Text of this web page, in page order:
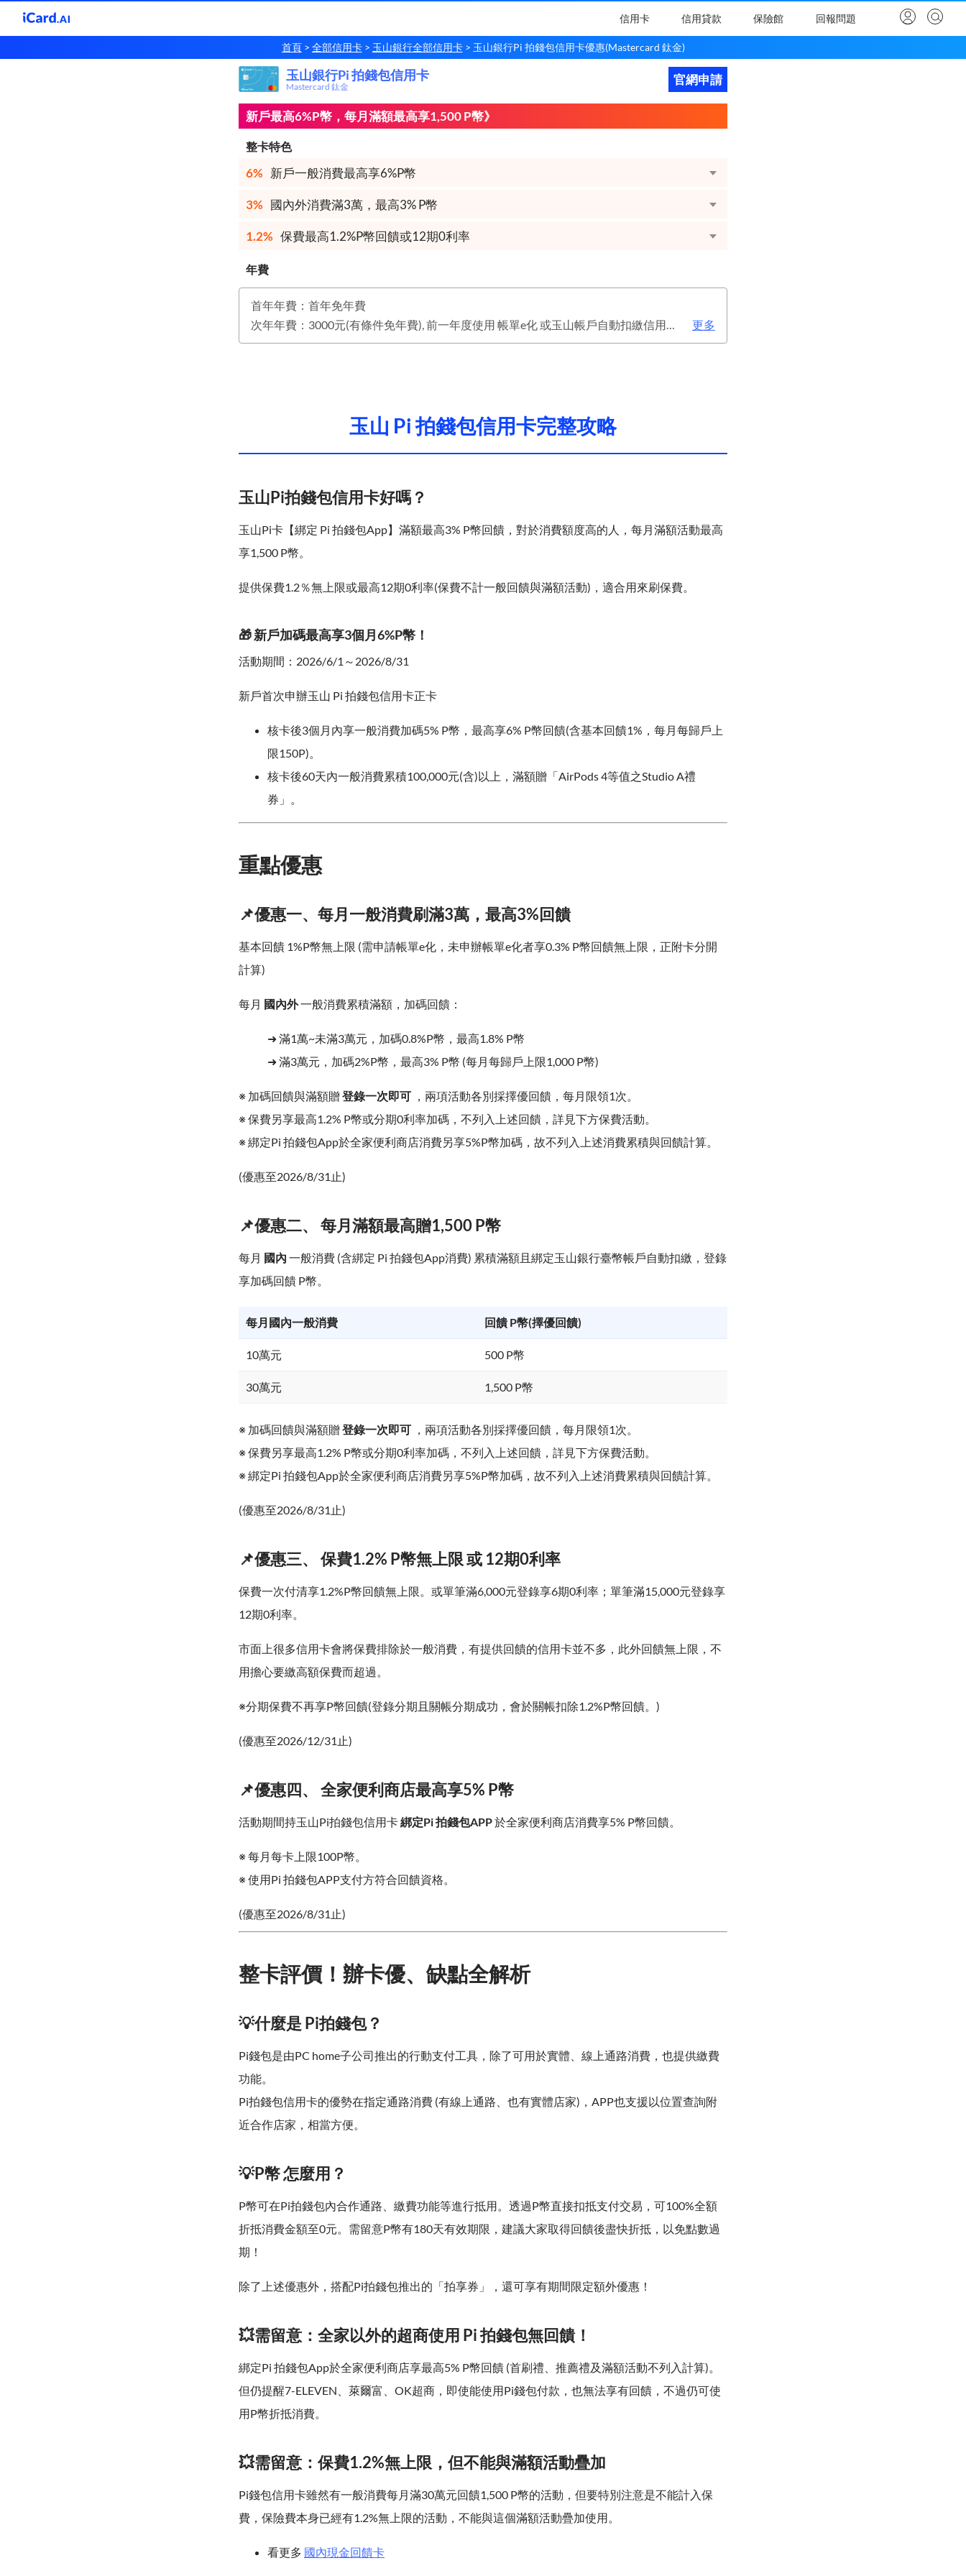
信用卡 信用貸款 保險館 回報問題
首頁 全部信用卡 玉山銀行全部信用卡 玉山銀行Pi 拍錢包信用卡優惠(Mastercard 鈦金)
玉山銀行Pi 拍錢包信用卡 立即申請
玉山銀行Pi 拍錢包信用卡
Mastercard 鈦金 官網申請
新戶最高6%P幣，每月滿額最高享1,500 P幣》
整卡特色
6% 新戶一般消費最高享6%P幣
3% 國內外消費滿3萬，最高3% P幣
1.2% 保費最高1.2%P幣回饋或12期0利率
年費
首年年費：首年免年費
次年年費：3000元(有條件免年費), 前一年度使用 帳單e化 或玉山帳戶自動扣繳信用卡款 或任消費一筆享免年費優惠，每年重新計算免年費標準。
更多
玉山 Pi 拍錢包信用卡完整攻略
玉山Pi拍錢包信用卡好嗎？
玉山Pi卡【綁定 Pi 拍錢包App】滿額最高3% P幣回饋，對於消費額度高的人，每月滿額活動最高
享1,500 P幣。
提供保費1.2％無上限或最高12期0利率(保費不計一般回饋與滿額活動)，適合用來刷保費。
🎁 新戶加碼最高享3個月6%P幣！
活動期間：2026/6/1～2026/8/31
新戶首次申辦玉山 Pi 拍錢包信用卡正卡
核卡後3個月內享一般消費加碼5% P幣，最高享6% P幣回饋(含基本回饋1%，每月每歸戶上
限150P)。
核卡後60天內一般消費累積100,000元(含)以上，滿額贈「AirPods 4等值之Studio A禮
券」。
重點優惠
📌優惠一、每月一般消費刷滿3萬，最高3%回饋
基本回饋 1%P幣無上限 (需申請帳單e化，未申辦帳單e化者享0.3% P幣回饋無上限，正附卡分開
計算)
每月 國內外一般消費累積滿額，加碼回饋：
➜ 滿1萬~未滿3萬元，加碼0.8%P幣，最高1.8% P幣
➜ 滿3萬元，加碼2%P幣，最高3% P幣 (每月每歸戶上限1,000 P幣)
※ 加碼回饋與滿額贈登錄一次即可 ，兩項活動各別採擇優回饋，每月限領1次。
※ 保費另享最高1.2% P幣或分期0利率加碼，不列入上述回饋，詳見下方保費活動。
※ 綁定Pi 拍錢包App於全家便利商店消費另享5%P幣加碼，故不列入上述消費累積與回饋計算。
(優惠至2026/8/31止)
📌優惠二、 每月滿額最高贈1,500 P幣
每月 國內 一般消費 (含綁定 Pi 拍錢包App消費) 累積滿額且綁定玉山銀行臺幣帳戶自動扣繳，登錄
享加碼回饋 P幣。
每月國內一般消費 回饋 P幣(擇優回饋)
10萬元 500 P幣
30萬元 1,500 P幣
※ 加碼回饋與滿額贈登錄一次即可 ，兩項活動各別採擇優回饋，每月限領1次。
※ 保費另享最高1.2% P幣或分期0利率加碼，不列入上述回饋，詳見下方保費活動。
※ 綁定Pi 拍錢包App於全家便利商店消費另享5%P幣加碼，故不列入上述消費累積與回饋計算。
(優惠至2026/8/31止)
📌優惠三、 保費1.2% P幣無上限 或 12期0利率
保費一次付清享1.2%P幣回饋無上限。或單筆滿6,000元登錄享6期0利率；單筆滿15,000元登錄享
12期0利率。
市面上很多信用卡會將保費排除於一般消費，有提供回饋的信用卡並不多，此外回饋無上限，不
用擔心要繳高額保費而超過。
※分期保費不再享P幣回饋(登錄分期且關帳分期成功，會於關帳扣除1.2%P幣回饋。)
(優惠至2026/12/31止)
📌優惠四、 全家便利商店最高享5% P幣
活動期間持玉山Pi拍錢包信用卡綁定Pi 拍錢包APP於全家便利商店消費享5% P幣回饋。
※ 每月每卡上限100P幣。
※ 使用Pi 拍錢包APP支付方符合回饋資格。
(優惠至2026/8/31止)
整卡評價！辦卡優、缺點全解析
💡什麼是 Pi拍錢包？
Pi錢包是由PC home子公司推出的行動支付工具，除了可用於實體、線上通路消費，也提供繳費
功能。
Pi拍錢包信用卡的優勢在指定通路消費 (有線上通路、也有實體店家)，APP也支援以位置查詢附
近合作店家，相當方便。
💡P幣 怎麼用？
P幣可在Pi拍錢包內合作通路、繳費功能等進行抵用。透過P幣直接扣抵支付交易，可100%全額
折抵消費金額至0元。需留意P幣有180天有效期限，建議大家取得回饋後盡快折抵，以免點數過
期！
除了上述優惠外，搭配Pi拍錢包推出的「拍享券」，還可享有期間限定額外優惠！
💥需留意：全家以外的超商使用 Pi 拍錢包無回饋！
綁定Pi 拍錢包App於全家便利商店享最高5% P幣回饋 (首刷禮、推薦禮及滿額活動不列入計算)。
但仍提醒7-ELEVEN、萊爾富、OK超商，即使能使用Pi錢包付款，也無法享有回饋，不過仍可使
用P幣折抵消費。
💥需留意：保費1.2%無上限，但不能與滿額活動疊加
Pi錢包信用卡雖然有一般消費每月滿30萬元回饋1,500 P幣的活動，但要特別注意是不能計入保
費，保險費本身已經有1.2%無上限的活動，不能與這個滿額活動疊加使用。
看更多 國內現金回饋卡